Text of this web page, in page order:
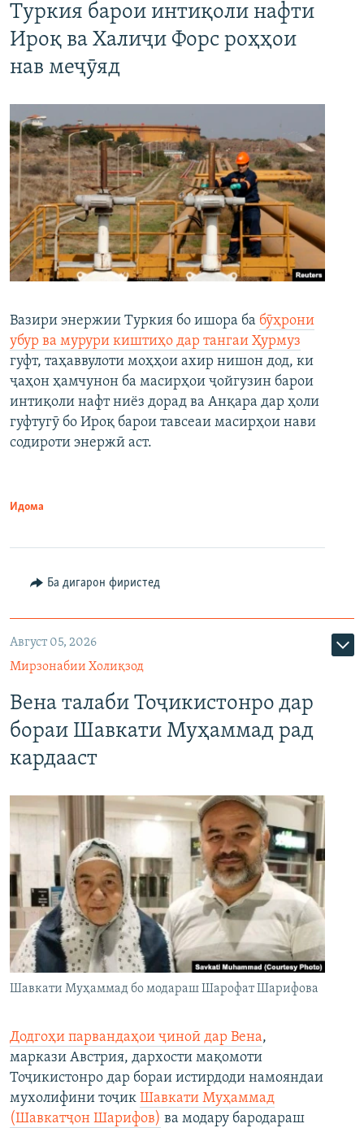
Туркия барои интиқоли нафти
Ироқ ва Халиҷи Форс роҳҳои
нав меҷӯяд
Вазири энержии Туркия бо ишора ба бӯҳрони
убур ва мурури киштиҳо дар тангаи Ҳурмуз
гуфт, таҳаввулоти моҳҳои ахир нишон дод, ки
ҷаҳон ҳамчунон ба масирҳои ҷойгузин барои
интиқоли нафт ниёз дорад ва Анқара дар ҳоли
гуфтугӯ бо Ироқ барои тавсеаи масирҳои нави
содироти энержӣ аст.
Идома
Ба дигарон фиристед
Август 05, 2026
Мирзонабии Холиқзод
Вена талаби Тоҷикистонро дар
бораи Шавкати Муҳаммад рад
кардааст
Шавкати Муҳаммад бо модараш Шарофат Шарифова
Додгоҳи парвандаҳои ҷиноӣ дар Вена,
маркази Австрия, дархости мақомоти
Тоҷикистонро дар бораи истирдоди намояндаи
мухолифини тоҷик Шавкати Муҳаммад
(Шавкатҷон Шарифов) ва модару бародараш